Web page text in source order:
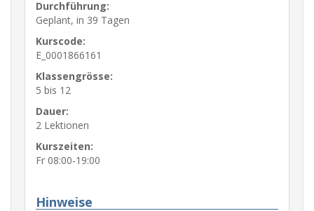
Durchführung:
Geplant, in 39 Tagen
Kurscode:
E_0001866161
Klassengrösse:
5 bis 12
Dauer:
2 Lektionen
Kurszeiten:
Fr 08:00-19:00
Hinweise